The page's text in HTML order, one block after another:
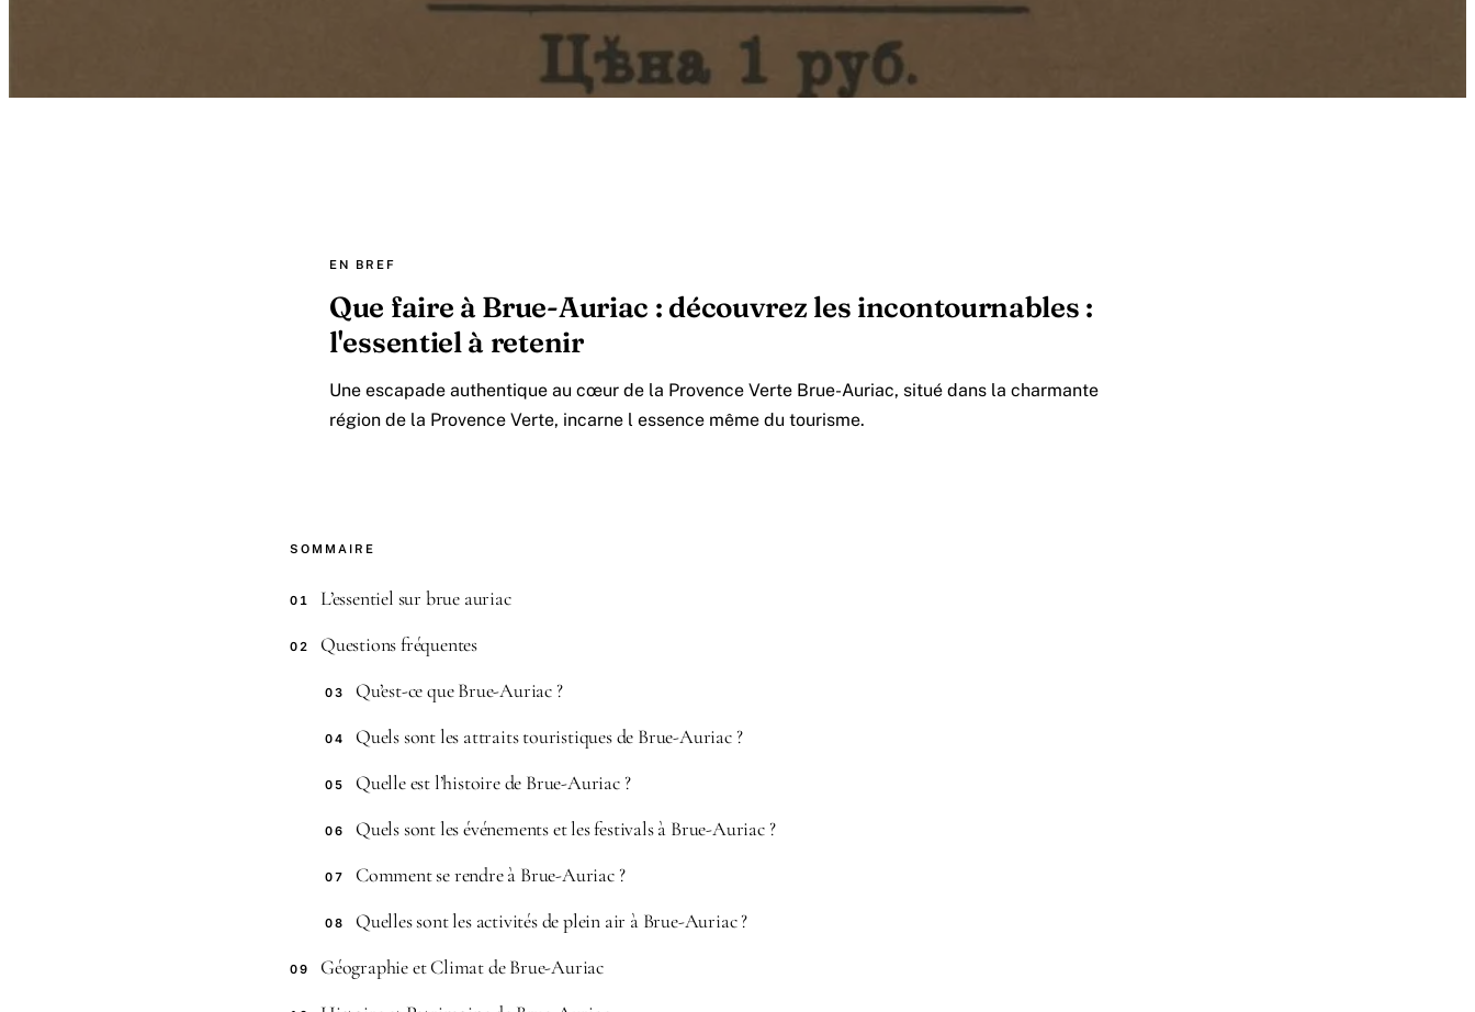
EN BREF
Que faire à Brue-Auriac : découvrez les incontournables :
l'essentiel à retenir
Une escapade authentique au cœur de la Provence Verte Brue-Auriac, situé dans la charmante
région de la Provence Verte, incarne l essence même du tourisme.
SOMMAIRE
01 L’essentiel sur brue auriac
02 Questions fréquentes
03 Qu’est-ce que Brue-Auriac ?
04 Quels sont les attraits touristiques de Brue-Auriac ?
05 Quelle est l’histoire de Brue-Auriac ?
06 Quels sont les événements et les festivals à Brue-Auriac ?
07 Comment se rendre à Brue-Auriac ?
08 Quelles sont les activités de plein air à Brue-Auriac ?
09 Géographie et Climat de Brue-Auriac